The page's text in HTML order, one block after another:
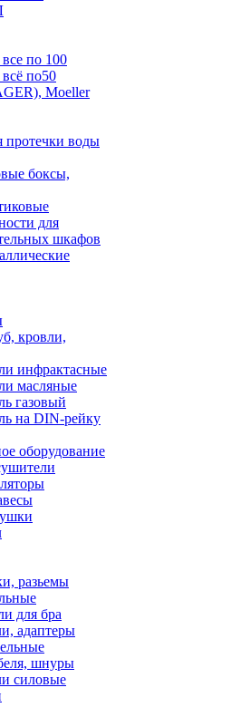
по 100
по50
Moeller
протечки воды
боксы,
для
шкафов
кровли,
инфрактасные
масляные
газовый
на DIN-рейку
оборудование
разьемы
для бра
адаптеры
шнуры
силовые